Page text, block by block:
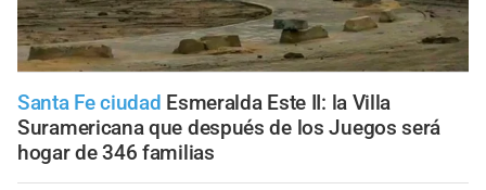
Santa Fe ciudad Esmeralda Este II: la Villa
Suramericana que después de los Juegos será
hogar de 346 familias